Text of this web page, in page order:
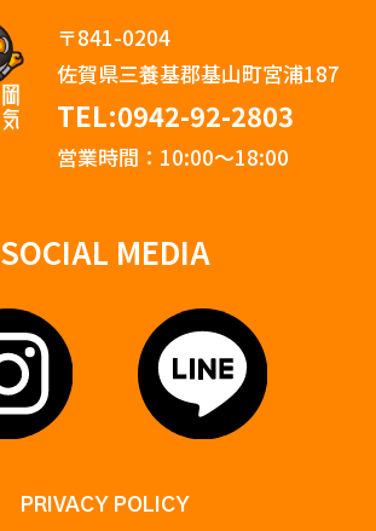
〒841-0204
佐賀県三養基郡基山町宮浦187
TEL:0942-92-2803
営業時間：10:00〜18:00
SOCIAL MEDIA
PRIVACY POLICY